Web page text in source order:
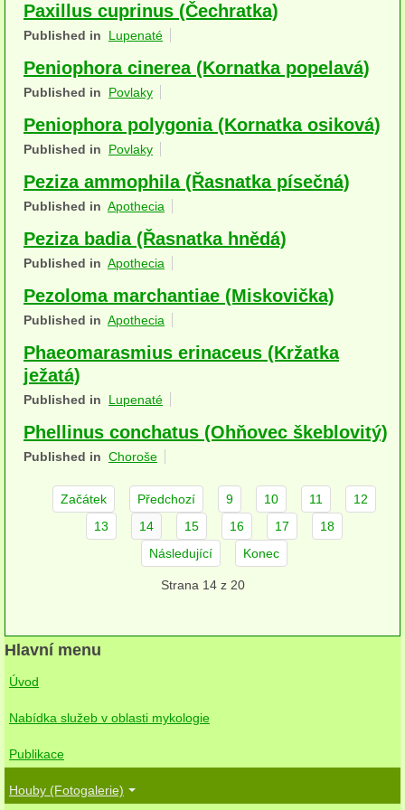
Houby (Fotogalerie)
Apothecia
na dřevě
terestrické saprotrofní
fungikolní
koprofilní
lichenizované
muscikolni
herbikolní-dvouděložné
herbikolní-jednoděložné
herbikolní-kapraďorosty
Perithecia stromatická
Kornacovité
Choroše
bílá hniloba
hnědá hniloba
jednoleté
Paxillus cuprinus (Čechratka)
Published in Lupenaté
Peniophora cinerea (Kornatka popelavá)
Published in Povlaky
Peniophora polygonia (Kornatka osiková)
Published in Povlaky
Peziza ammophila (Řasnatka písečná)
Published in Apothecia
Peziza badia (Řasnatka hnědá)
Published in Apothecia
Pezoloma marchantiae (Miskovička)
Published in Apothecia
Phaeomarasmius erinaceus (Kržatka
ježatá)
Published in Lupenaté
Phellinus conchatus (Ohňovec škeblovitý)
Published in Choroše
Začátek Předchozí 9 10 11
12
13
14 15 16 17
18
Následující
Konec
Strana 14 z 20
Hlavní menu
Úvod
Nabídka služeb v oblasti mykologie
Publikace
Houby (Fotogalerie)